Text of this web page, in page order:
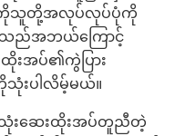
တို့အလုပ်လုပ်ပုံကို
သည်အဘယ်ကြောင့်
းအပ်၏ကွဲပြား
ကိုသုံးပါလိမ့်မယ်။
သုံးဆေးထိုးအပ်တူညီတဲ့